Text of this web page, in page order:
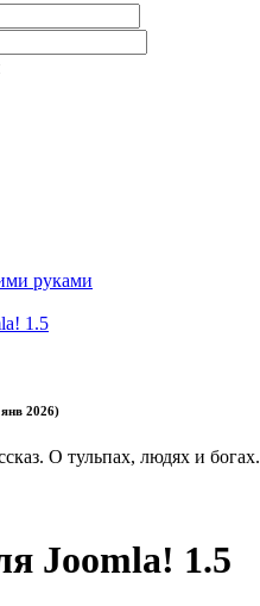
руками
1.5
2026)
О тульпах, людях и богах.
Joomla! 1.5